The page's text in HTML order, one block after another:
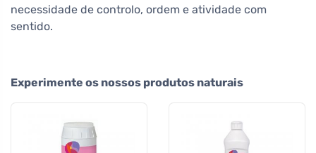
necessidade de controlo, ordem e atividade com
sentido.
Experimente os nossos produtos naturais